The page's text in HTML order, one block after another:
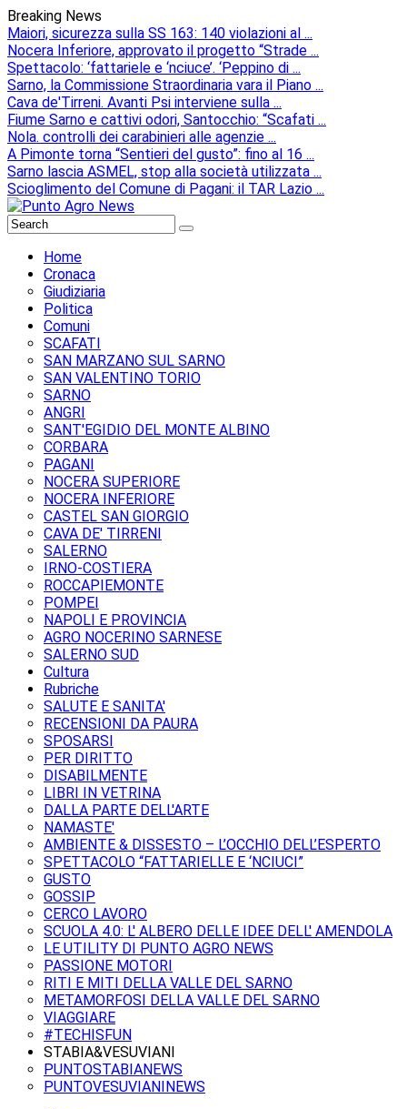
Breaking News
Maiori, sicurezza sulla SS 163: 140 violazioni al ...
Nocera Inferiore, approvato il progetto “Strade ...
Spettacolo: ‘fattariele e ‘nciuce’. ‘Peppino di ...
Sarno, la Commissione Straordinaria vara il Piano ...
Cava de'Tirreni. Avanti Psi interviene sulla ...
Fiume Sarno e cattivi odori, Santocchio: “Scafati ...
Nola. controlli dei carabinieri alle agenzie ...
A Pimonte torna “Sentieri del gusto”: fino al 16 ...
Sarno lascia ASMEL, stop alla società utilizzata ...
Scioglimento del Comune di Pagani: il TAR Lazio ...
Home
Cronaca
Giudiziaria
Politica
Comuni
SCAFATI
SAN MARZANO SUL SARNO
SAN VALENTINO TORIO
SARNO
ANGRI
SANT'EGIDIO DEL MONTE ALBINO
CORBARA
PAGANI
NOCERA SUPERIORE
NOCERA INFERIORE
CASTEL SAN GIORGIO
CAVA DE' TIRRENI
SALERNO
IRNO-COSTIERA
ROCCAPIEMONTE
POMPEI
NAPOLI E PROVINCIA
AGRO NOCERINO SARNESE
SALERNO SUD
Cultura
Rubriche
SALUTE E SANITA'
RECENSIONI DA PAURA
SPOSARSI
PER DIRITTO
DISABILMENTE
LIBRI IN VETRINA
DALLA PARTE DELL'ARTE
NAMASTE'
AMBIENTE & DISSESTO – L’OCCHIO DELL’ESPERTO
SPETTACOLO “FATTARIELLE E ‘NCIUCI”
GUSTO
GOSSIP
CERCO LAVORO
SCUOLA 4.0: L' ALBERO DELLE IDEE DELL' AMENDOLA
LE UTILITY DI PUNTO AGRO NEWS
PASSIONE MOTORI
RITI E MITI DELLA VALLE DEL SARNO
METAMORFOSI DELLA VALLE DEL SARNO
VIAGGIARE
#TECHISFUN
STABIA&VESUVIANI
PUNTOSTABIANEWS
PUNTOVESUVIANINEWS